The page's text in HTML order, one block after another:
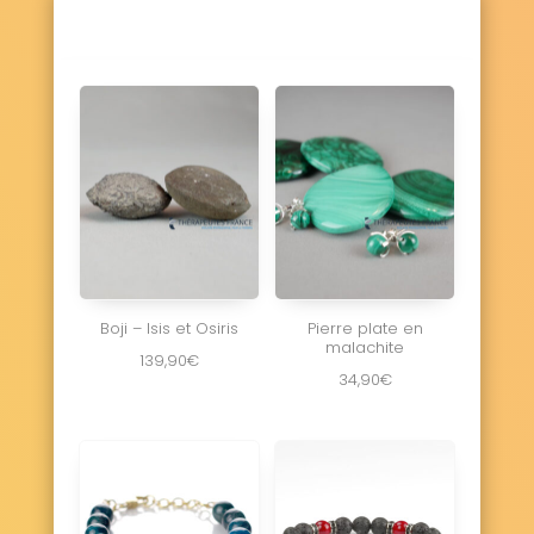
Boji – Isis et Osiris
139,90€
Pierre plate en
malachite
34,90€